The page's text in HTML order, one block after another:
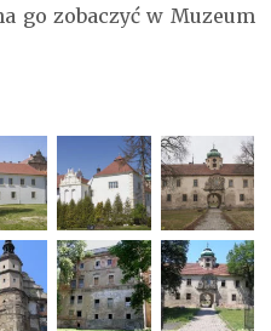
go zobaczyć w Muzeum